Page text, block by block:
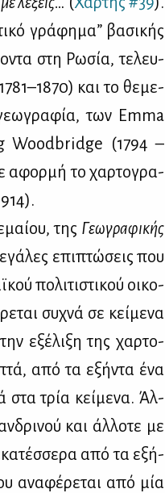
γρά­φη­μα” βα­σι­κής
στη Ρω­σία, τε­λευ­
και το θε­με­
των Emma
Woodbridge (1794 –
αφορ­μή το χαρ­το­γρα­
της Γε­ω­γρα­φι­κής
επι­πτώ­σεις που
πο­λι­τι­στι­κού οι­κο­
συ­χνά σε κεί­με­να
εξέ­λι­ξη της χαρ­το­
από τα εξή­ντα ένα
στα τρία κεί­με­να. Άλ­
και άλ­λο­τε με
από τα εξή­
ανα­φέ­ρε­ται από μία